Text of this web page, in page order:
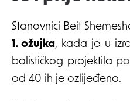
Stanovnici Beit
1. ožujka, kada je u
balističkog projektila
od 40 ih je ozlijeđeno.